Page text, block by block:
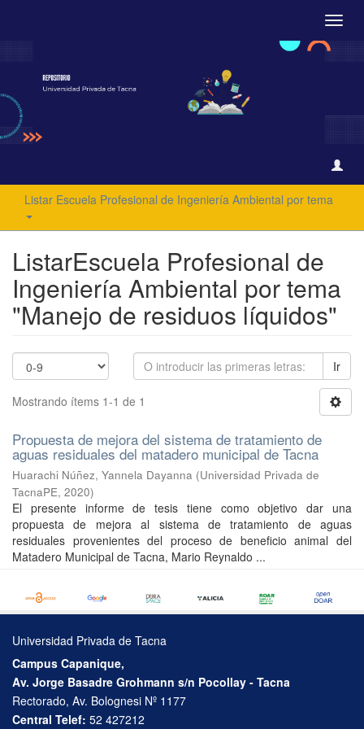
Listar Escuela Profesional de Ingeniería Ambiental por tema
ListarEscuela Profesional de
Ingeniería Ambiental por tema
"Manejo de residuos líquidos"
Ir
Mostrando ítems 1-1 de 1
Propuesta de mejora del sistema de tratamiento de
aguas residuales del matadero municipal de Tacna
Huarachi Núñez, Yannela Dayanna (Universidad Privada de
TacnaPE, 2020)
El presente informe de tesis tiene como objetivo dar una
propuesta de mejora al sistema de tratamiento de aguas
residuales provenientes del proceso de beneficio animal del
Matadero Municipal de Tacna, Mario Reynaldo ...
Universidad Privada de Tacna
Campus Capanique,
Av. Jorge Basadre Grohmann s/n Pocollay - Tacna
Rectorado, Av. Bolognesi Nº 1177
Central Telef: 52 427212